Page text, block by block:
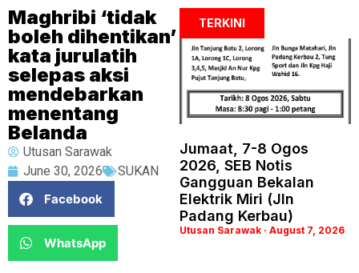
Maghribi ‘tidak
boleh dihentikan’
kata jurulatih
selepas aksi
mendebarkan
menentang
Belanda
Utusan Sarawak
June 30, 2026
SUKAN
Facebook
WhatsApp
TERKINI
Jumaat, 7-8 Ogos
2026, SEB Notis
Gangguan Bekalan
Elektrik Miri (Jln
Padang Kerbau)
Utusan Sarawak August 7, 2026